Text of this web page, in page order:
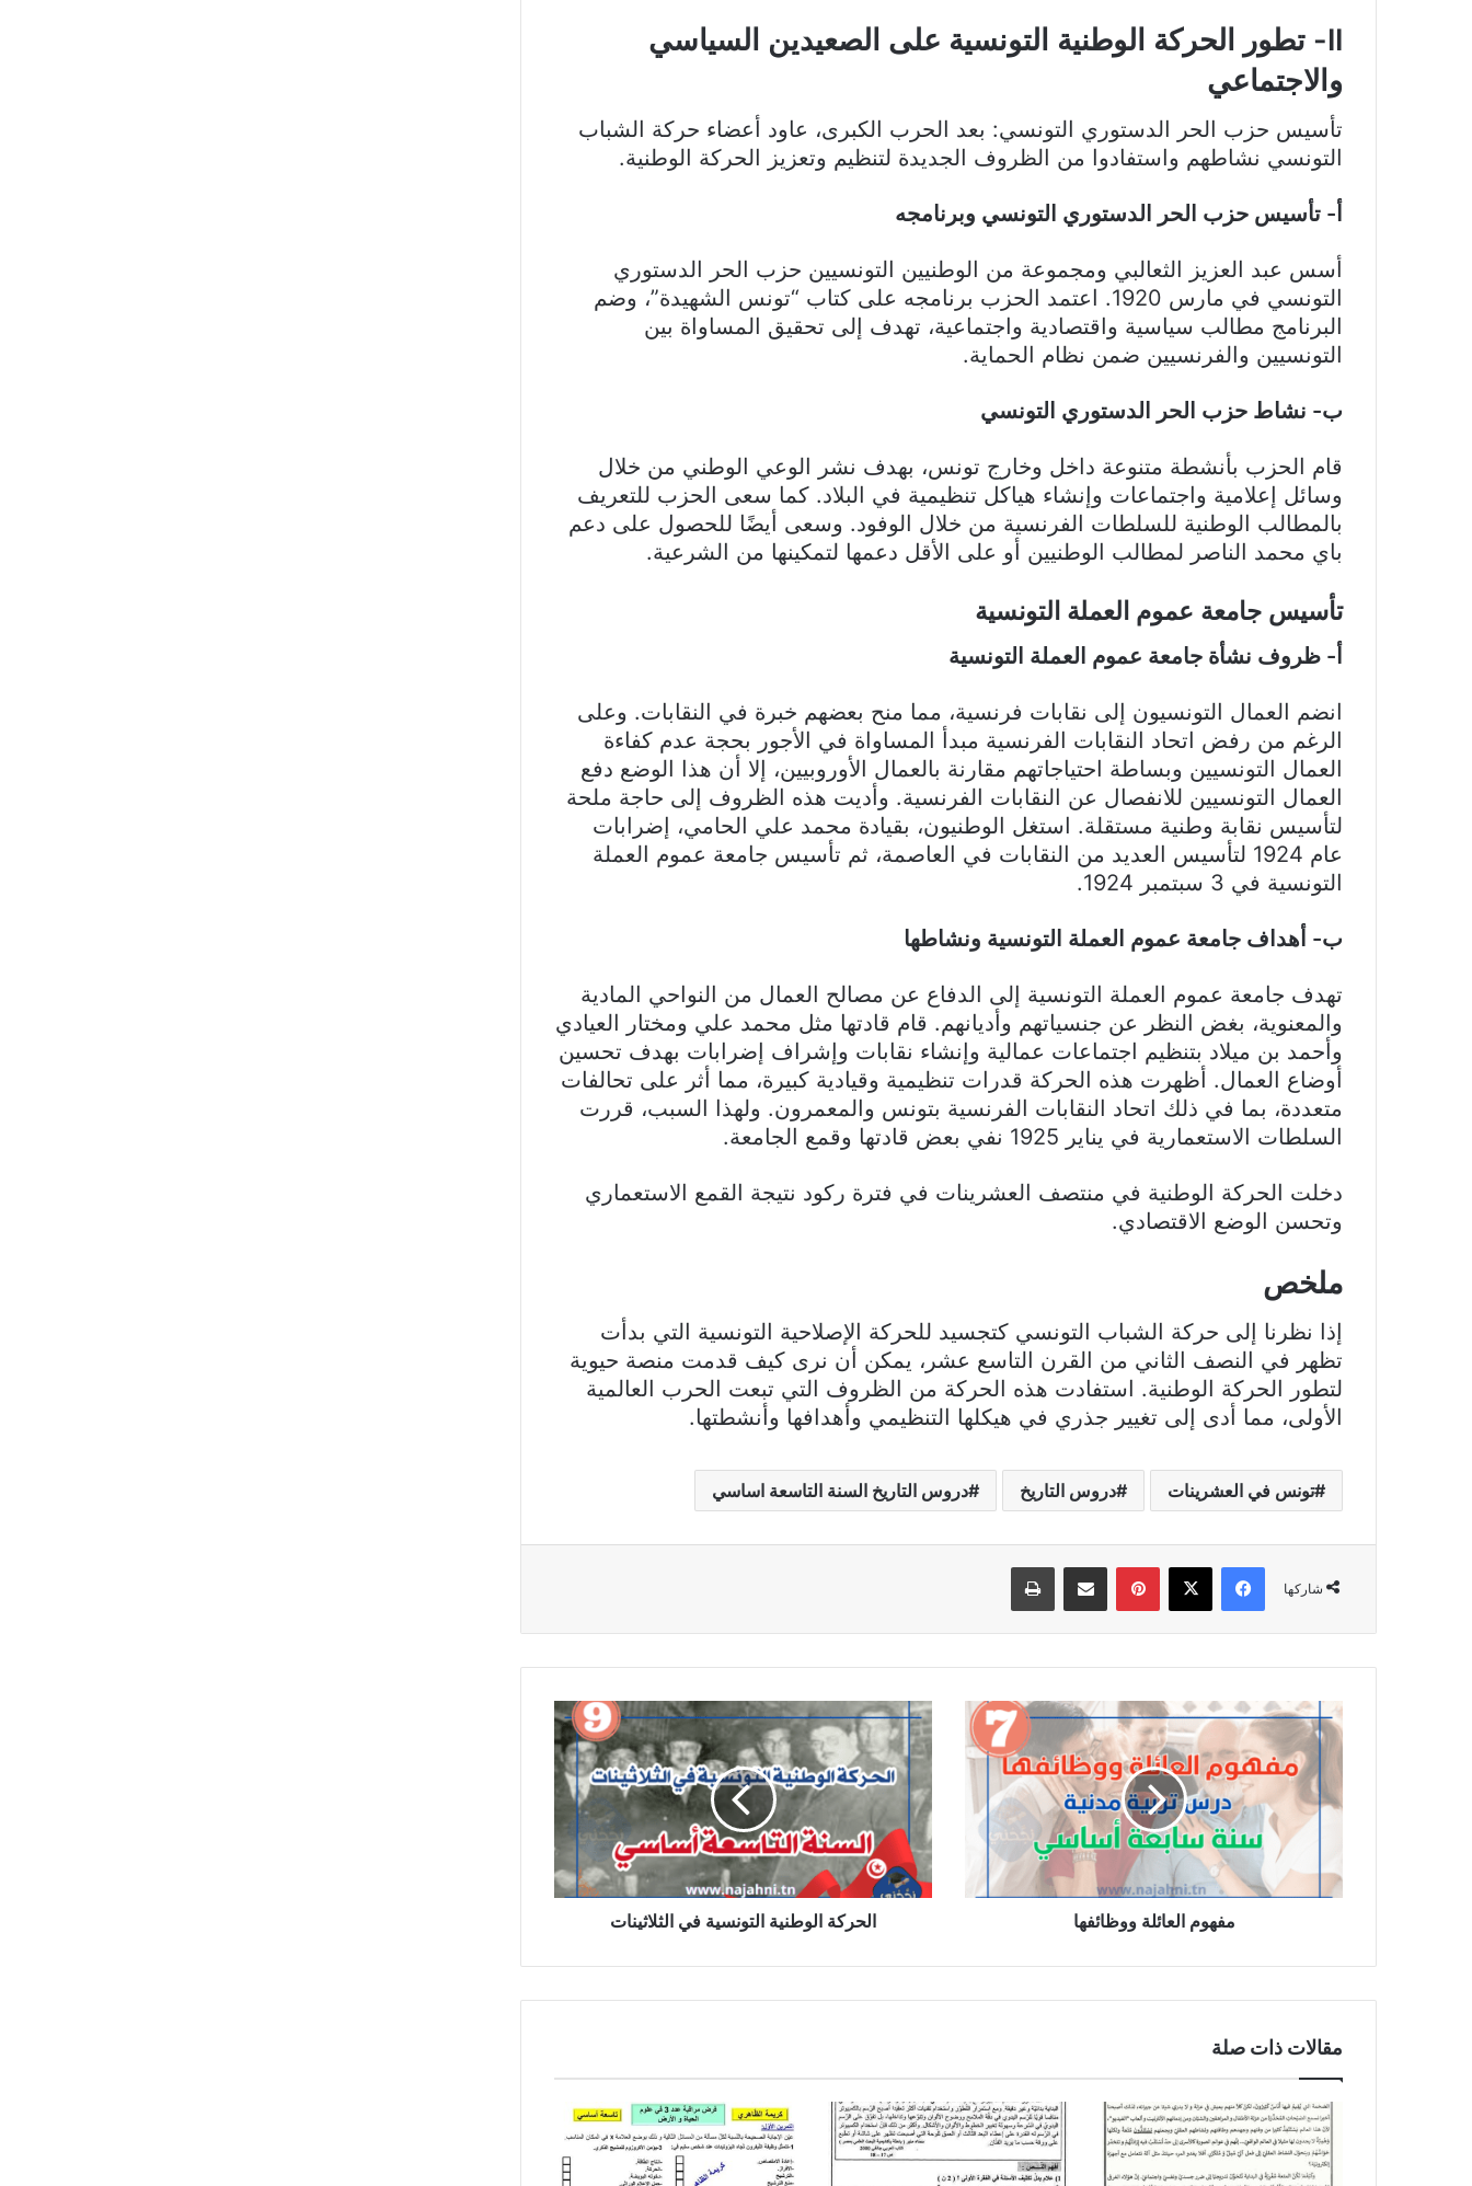
II- تطور الحركة الوطنية التونسية على الصعيدين السياسي
والاجتماعي
تأسيس حزب الحر الدستوري التونسي: بعد الحرب الكبرى، عاود أعضاء حركة الشباب
التونسي نشاطهم واستفادوا من الظروف الجديدة لتنظيم وتعزيز الحركة الوطنية.
أ- تأسيس حزب الحر الدستوري التونسي وبرنامجه
أسس عبد العزيز الثعالبي ومجموعة من الوطنيين التونسيين حزب الحر الدستوري
التونسي في مارس 1920. اعتمد الحزب برنامجه على كتاب “تونس الشهيدة”، وضم
البرنامج مطالب سياسية واقتصادية واجتماعية، تهدف إلى تحقيق المساواة بين
التونسيين والفرنسيين ضمن نظام الحماية.
ب- نشاط حزب الحر الدستوري التونسي
قام الحزب بأنشطة متنوعة داخل وخارج تونس، بهدف نشر الوعي الوطني من خلال
وسائل إعلامية واجتماعات وإنشاء هياكل تنظيمية في البلاد. كما سعى الحزب للتعريف
بالمطالب الوطنية للسلطات الفرنسية من خلال الوفود. وسعى أيضًا للحصول على دعم
باي محمد الناصر لمطالب الوطنيين أو على الأقل دعمها لتمكينها من الشرعية.
تأسيس جامعة عموم العملة التونسية
أ- ظروف نشأة جامعة عموم العملة التونسية
انضم العمال التونسيون إلى نقابات فرنسية، مما منح بعضهم خبرة في النقابات. وعلى
الرغم من رفض اتحاد النقابات الفرنسية مبدأ المساواة في الأجور بحجة عدم كفاءة
العمال التونسيين وبساطة احتياجاتهم مقارنة بالعمال الأوروبيين، إلا أن هذا الوضع دفع
العمال التونسيين للانفصال عن النقابات الفرنسية. وأديت هذه الظروف إلى حاجة ملحة
لتأسيس نقابة وطنية مستقلة. استغل الوطنيون، بقيادة محمد علي الحامي، إضرابات
عام 1924 لتأسيس العديد من النقابات في العاصمة، ثم تأسيس جامعة عموم العملة
التونسية في 3 سبتمبر 1924.
ب- أهداف جامعة عموم العملة التونسية ونشاطها
تهدف جامعة عموم العملة التونسية إلى الدفاع عن مصالح العمال من النواحي المادية
والمعنوية، بغض النظر عن جنسياتهم وأديانهم. قام قادتها مثل محمد علي ومختار العيادي
وأحمد بن ميلاد بتنظيم اجتماعات عمالية وإنشاء نقابات وإشراف إضرابات بهدف تحسين
أوضاع العمال. أظهرت هذه الحركة قدرات تنظيمية وقيادية كبيرة، مما أثر على تحالفات
متعددة، بما في ذلك اتحاد النقابات الفرنسية بتونس والمعمرون. ولهذا السبب، قررت
السلطات الاستعمارية في يناير 1925 نفي بعض قادتها وقمع الجامعة.
دخلت الحركة الوطنية في منتصف العشرينات في فترة ركود نتيجة القمع الاستعماري
وتحسن الوضع الاقتصادي.
ملخص
إذا نظرنا إلى حركة الشباب التونسي كتجسيد للحركة الإصلاحية التونسية التي بدأت
تظهر في النصف الثاني من القرن التاسع عشر، يمكن أن نرى كيف قدمت منصة حيوية
لتطور الحركة الوطنية. استفادت هذه الحركة من الظروف التي تبعت الحرب العالمية
الأولى، مما أدى إلى تغيير جذري في هيكلها التنظيمي وأهدافها وأنشطتها.
تونس في العشرينات دروس التاريخ دروس التاريخ السنة التاسعة اساسي
شاركها
فيسبوك ‫X بينتيريستمشاركة عبر البريد طباعة
مفهوم
العائلة
ووظائفها
مفهوم العائلة ووظائفها
الحركة
الوطنية
التونسية
الثلاثينات
الحركة الوطنية التونسية في الثلاثينات
مقالات ذات صلة